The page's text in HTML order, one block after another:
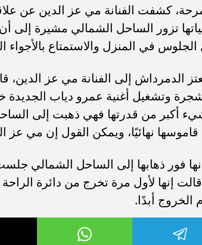
كشفت الفنانة مي عز الدين عن
تزور الساحل الشمالي مشيرة إلى
في المنزل والاستمتاع بالأجواء
إلى الفنانة مي عز الدين، قال
وتشغيل أغنية عمرو دياب الجديدة
أكبر من قدرتها فهي ذهبت إلى
نهائيًا، ويمكن القول إن مي عز
فور ذهابها إلى الساحل الشمالي
إنها لأول مرة تخرج من دائرة
أبدًا.